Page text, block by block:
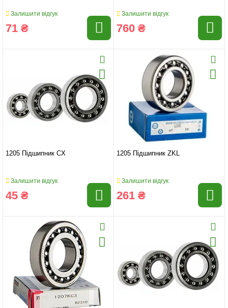
Залишити відгук
71 ₴
Залишити відгук
760 ₴
1205 Підшипник CX
Залишити відгук
45 ₴
1205 Підшипник ZKL
Залишити відгук
261 ₴